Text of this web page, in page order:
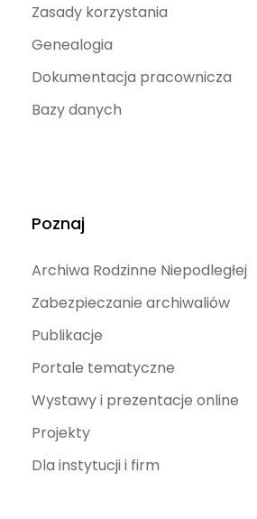
Zasady korzystania
Genealogia
Dokumentacja pracownicza
Bazy danych
Poznaj
Archiwa Rodzinne Niepodległej
Zabezpieczanie archiwaliów
Publikacje
Portale tematyczne
Wystawy i prezentacje online
Projekty
Dla instytucji i firm